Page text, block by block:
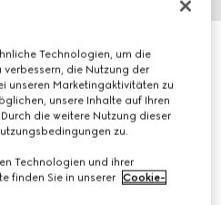
Technologien, um die
die Nutzung der
unseren Marketingaktivitäten zu
unsere Inhalte auf Ihren
die weitere Nutzung dieser
zu.
Technologien und ihrer
finden Sie in unserer Cookie-